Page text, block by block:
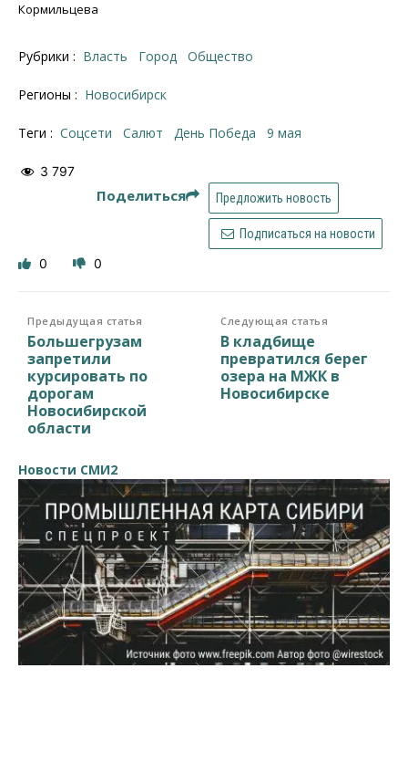
Кормильцева
Рубрики : Власть Город Общество
Регионы : Новосибирск
Теги : соцсети салют День Победа 9 мая
3 797
Поделиться Предложить новость
Подписаться на новости
0 0
Предыдущая статья
Большегрузам
запретили
курсировать по
дорогам
Новосибирской
области
Следующая статья
В кладбище
превратился берег
озера на МЖК в
Новосибирске
Новости СМИ2